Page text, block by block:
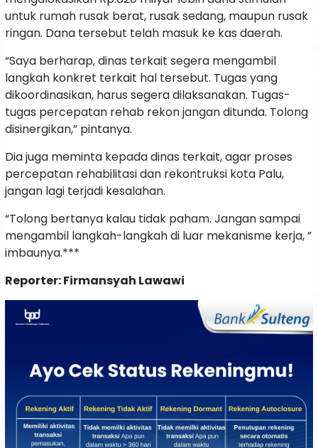
untuk rumah rusak berat, rusak sedang, maupun rusak
ringan. Dana tersebut telah masuk ke kas daerah.
“Saya berharap, dinas terkait segera mengambil
langkah konkret terkait hal tersebut. Tugas yang
dikoordinasikan, harus segera dilaksanakan. Tugas-
tugas percepatan rehab rekon jangan ditunda. Tolong
disinergikan,” pintanya.
Dia juga meminta kepada dinas terkait, agar proses
percepatan rehabilitasi dan rekontruksi kota Palu,
jangan lagi terjadi kesalahan.
“Tolong bertanya kalau tidak paham. Jangan sampai
mengambil langkah-langkah di luar mekanisme kerja, ”
imbaunya.***
Reporter: Firmansyah Lawawi